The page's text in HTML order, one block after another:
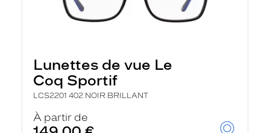
Lunettes de vue Le
Coq Sportif
LCS2201 402 NOIR BRILLANT
À partir de